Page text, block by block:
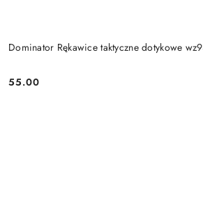
Dominator Rękawice taktyczne dotykowe
Cena:
55.00